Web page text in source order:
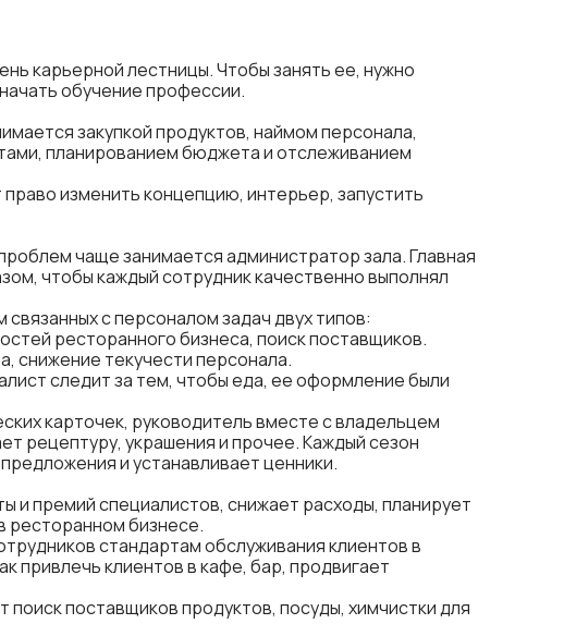
карьерной лестницы. Чтобы занять ее, нужно
обучение профессии.
закупкой продуктов, наймом персонала,
планированием бюджета и отслеживанием
изменить концепцию, интерьер, запустить
чаще занимается администратор зала. Главная
чтобы каждый сотрудник качественно выполнял
с персоналом задач двух типов:
ресторанного бизнеса, поиск поставщиков.
снижение текучести персонала.
следит за тем, чтобы еда, ее оформление были
карточек, руководитель вместе с владельцем
рецептуру, украшения и прочее. Каждый сезон
и устанавливает ценники.
премий специалистов, снижает расходы, планирует
ресторанном бизнесе.
стандартамобслуживания клиентов в
привлечь клиентов в кафе, бар, продвигает
поставщиков продуктов, посуды, химчистки для